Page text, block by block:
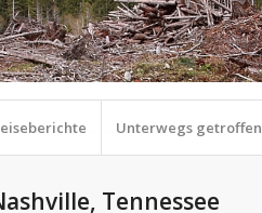
Unterwegs getroffen
Tennessee